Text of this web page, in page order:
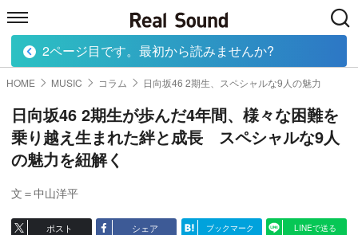
HOME MUSIC MOVIE TECH
HOME MUSIC コラム 日向坂46 2期生、スペシャルな9人の魅力
日向坂46 2期生が歩んだ4年間、様々な困難を
乗り越え生まれた絆と成長 スペシャルな9人
の魅力を紐解く
文＝中山洋平
ポスト シェア ブックマーク LINEで送る
2ページ目です。最初から読みませんか?